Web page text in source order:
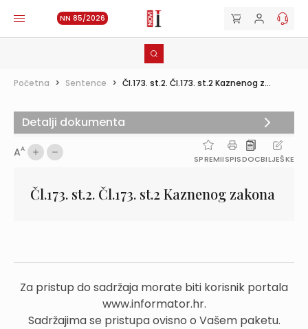
NN 85/2026
Početna > Sentence > Čl.173. st.2. Čl.173. st.2 Kaznenog z...
AA
SPREMIISPISDOCBILJEŠKE
Čl.173. st.2. Čl.173. st.2 Kaznenog zakona
Za pristup do sadržaja morate biti korisnik portala
www.informator.hr.
Sadržajima se pristupa ovisno o Vašem paketu.
Detalji dokumenta